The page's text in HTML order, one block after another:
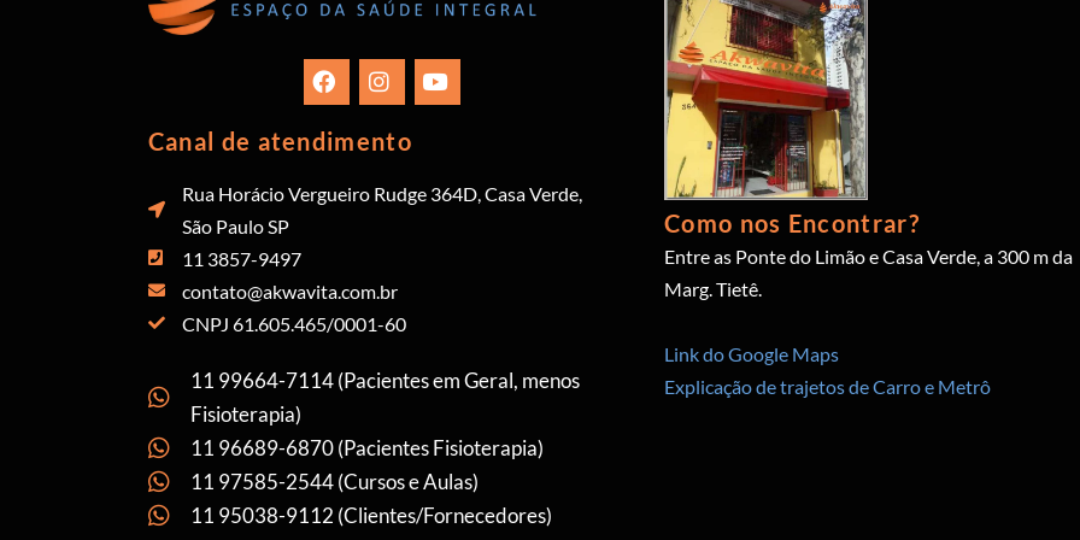
Canal de atendimento
Rua Horácio Vergueiro Rudge 364D, Casa Verde,
São Paulo SP
11 3857-9497
contato@akwavita.com.br
CNPJ 61.605.465/0001-60
11 99664-7114 (Pacientes em Geral, menos
Fisioterapia)
11 96689-6870 (Pacientes Fisioterapia)
11 97585-2544 (Cursos e Aulas)
11 95038-9112 (Clientes/Fornecedores)
Como nos Encontrar?
Entre as Ponte do Limão e Casa Verde, a 300 m da
Marg. Tietê.
Link do Google Maps
Explicação de trajetos de Carro e Metrô